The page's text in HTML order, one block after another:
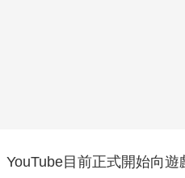
YouTube目前正式開始向